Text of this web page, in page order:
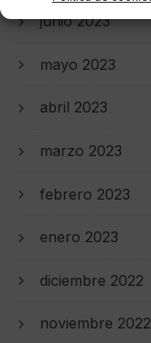
junio 2023
mayo 2023
abril 2023
marzo 2023
febrero 2023
enero 2023
diciembre 2022
noviembre 2022